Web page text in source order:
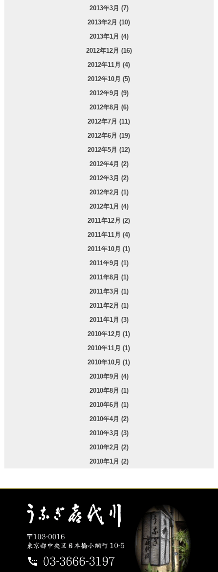
2013年3月 (7)
2013年2月 (10)
2013年1月 (4)
2012年12月 (16)
2012年11月 (4)
2012年10月 (5)
2012年9月 (9)
2012年8月 (6)
2012年7月 (11)
2012年6月 (19)
2012年5月 (12)
2012年4月 (2)
2012年3月 (2)
2012年2月 (1)
2012年1月 (4)
2011年12月 (2)
2011年11月 (4)
2011年10月 (1)
2011年9月 (1)
2011年8月 (1)
2011年3月 (1)
2011年2月 (1)
2011年1月 (3)
2010年12月 (1)
2010年11月 (1)
2010年10月 (1)
2010年9月 (4)
2010年8月 (1)
2010年6月 (1)
2010年4月 (2)
2010年3月 (3)
2010年2月 (2)
2010年1月 (2)